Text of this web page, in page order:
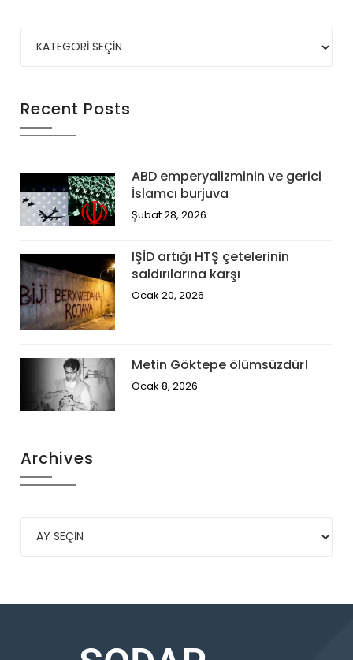
Recent Posts
ABD emperyalizminin ve gerici
İslamcı burjuva
Şubat 28, 2026
IŞİD artığı HTŞ çetelerinin
saldırılarına karşı
Ocak 20, 2026
Metin Göktepe ölümsüzdür!
Ocak 8, 2026
Archives